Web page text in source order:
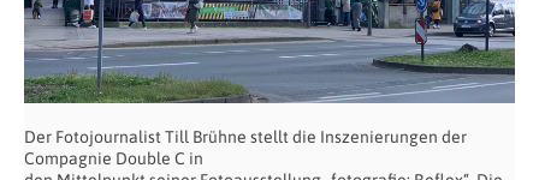
Der Fotojournalist Till Brühne stellt die Inszenierungen der
Compagnie Double C in